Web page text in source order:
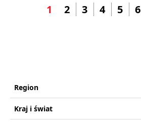
1 2 3 4 5 6
Region
Kraj i świat